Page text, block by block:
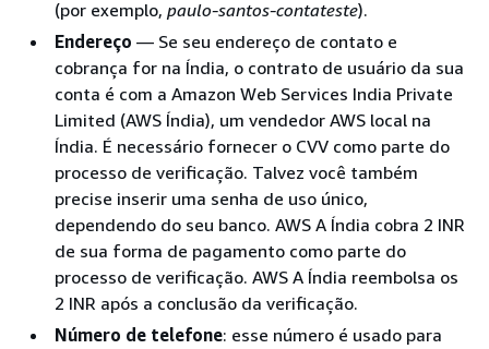
(por exemplo, paulo-santos-contateste).
Endereço — Se seu endereço de contato e
cobrança for na Índia, o contrato de usuário da sua
conta é com a Amazon Web Services India Private
Limited (AWS Índia), um vendedor AWS local na
Índia. É necessário fornecer o CVV como parte do
processo de verificação. Talvez você também
precise inserir uma senha de uso único,
dependendo do seu banco. AWS A Índia cobra 2 INR
de sua forma de pagamento como parte do
processo de verificação. AWS A Índia reembolsa os
2 INR após a conclusão da verificação.
Número de telefone: esse número é usado para